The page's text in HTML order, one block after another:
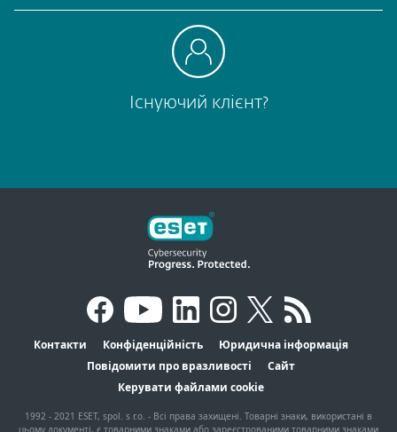
Існуючий клієнт?
Контакти Конфіденційність
Юридична інформація
Повідомити про вразливості
Сайт
Керувати файлами cookie
1992 - 2021 ESET, spol. s r.o. - Всі права захищені. Товарні знаки, використані в
цьому документі, є товарними знаками або зареєстрованими товарними знаками